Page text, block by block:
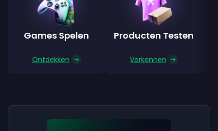
Games Spelen
Ontdekken
Producten Testen
Verkennen